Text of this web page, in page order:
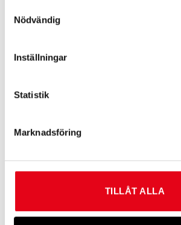
Nödvändig
Inställningar
Statistik
Marknadsföring
TILLÅT ALLA
2 672krexkl. moms